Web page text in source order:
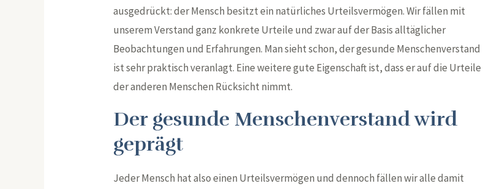
ausgedrückt: der Mensch besitzt ein natürliches Urteilsvermögen. Wir fällen mit
unserem Verstand ganz konkrete Urteile und zwar auf der Basis alltäglicher
Beobachtungen und Erfahrungen. Man sieht schon, der gesunde Menschenverstand
ist sehr praktisch veranlagt. Eine weitere gute Eigenschaft ist, dass er auf die Urteile
der anderen Menschen Rücksicht nimmt.
Der gesunde Menschenverstand wird
geprägt
Jeder Mensch hat also einen Urteilsvermögen und dennoch fällen wir alle damit